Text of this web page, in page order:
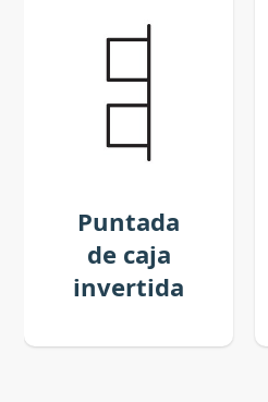
Puntada
de caja
invertida